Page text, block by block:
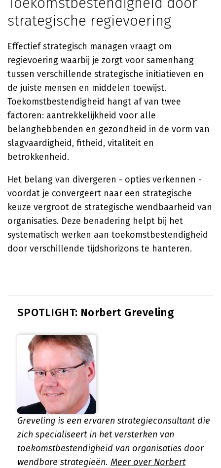
strategische regievoering
Effectief strategisch managen vraagt om
regievoering waarbij je zorgt voor samenhang
tussen verschillende strategische initiatieven en
de juiste mensen en middelen toewijst.
Toekomstbestendigheid hangt af van twee
factoren: aantrekkelijkheid voor alle
belanghebbenden en gezondheid in de vorm van
slagvaardigheid, fitheid, vitaliteit en
betrokkenheid.
Het belang van divergeren - opties verkennen -
voordat je convergeert naar een strategische
keuze vergroot de strategische wendbaarheid van
organisaties. Deze benadering helpt bij het
systematisch werken aan toekomstbestendigheid
door verschillende tijdshorizons te hanteren.
SPOTLIGHT: Norbert Greveling
Greveling is een ervaren strategieconsultant die
zich specialiseert in het versterken van
toekomstbestendigheid van organisaties door
wendbare strategieën. Meer over Norbert